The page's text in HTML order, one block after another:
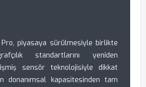
Pro, piyasaya sürülmesiyle birlikte
standartlarını yeniden
sensör teknolojisiyle dikkat
donanımsal kapasitesinden tam